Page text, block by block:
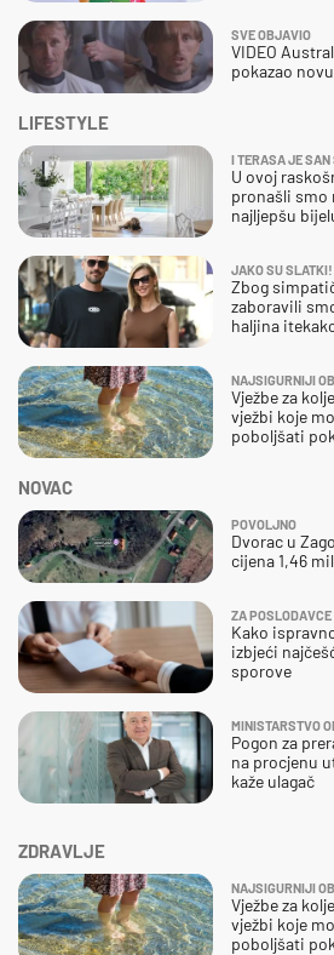
ZDRAVLJE
NAJSIGURNIJI
Vježbe za
vježbi koje
poboljšati
SVE OBJAVIO
VIDEO
pokazao
NOVAC
POVOLJNO
Dvorac u
cijena 1,46
ZA POSLODAVCE
Kako
izbjeći
sporove
MINISTARSTVO
Pogon za
na procjenu
kaže ulagač
LIFESTYLE
I TERASA JE SAN
U ovoj
pronašli smo
najljepšu
JAKO SU SLATKI!
Zbog
zaboravili
haljina
NAJSIGURNIJI
Vježbe za
vježbi koje
poboljšati